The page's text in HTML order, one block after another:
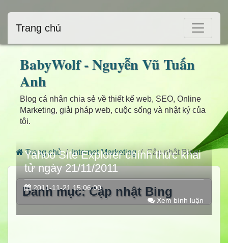
Trang chủ
BabyWolf - Nguyễn Vũ Tuấn
Anh
Blog cá nhân chia sẻ về thiết kế web, SEO, Online
Marketing, giải pháp web, cuộc sống và nhật ký của
tôi.
Trang chủ Internet Marketing Cập nhật Bing
Danh mục: Cập nhật Bing
Yahoo Site Explorer chính thức khai
tử ngày 21/11/2011
2011-11-21 15:06:00
Xem bình luận